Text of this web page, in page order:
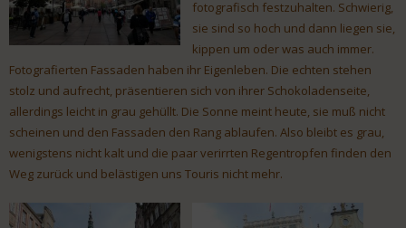
fotografisch festzuhalten. Schwierig,
sie sind so hoch und dann liegen sie,
kippen um oder was auch immer.
Fotografierten Fassaden haben ihr Eigenleben. Die echten stehen
stolz und aufrecht, präsentieren sich von ihrer Schokoladenseite,
allerdings leicht in grau gehüllt. Die Sonne meint heute, sie muß nicht
scheinen und den Fassaden den Rang ablaufen. Also bleibt es grau,
wenigstens nicht kalt und die paar verirrten Regentropfen finden den
Weg zurück und belästigen uns Touris nicht mehr.